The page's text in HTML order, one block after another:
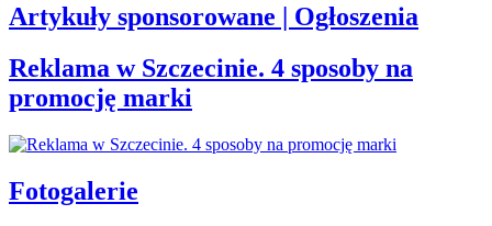
Artykuły sponsorowane | Ogłoszenia
Reklama w Szczecinie. 4 sposoby na
promocję marki
Fotogalerie